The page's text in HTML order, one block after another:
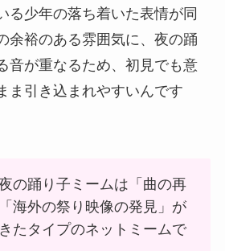
る少年の落ち着いた表情が同
余裕のある雰囲気に、夜の踊
音が重なるため、初見でも意
ま引き込まれやすいんです
の踊り子ミームは「曲の再
海外の祭り映像の発見」が
たタイプのネットミームで